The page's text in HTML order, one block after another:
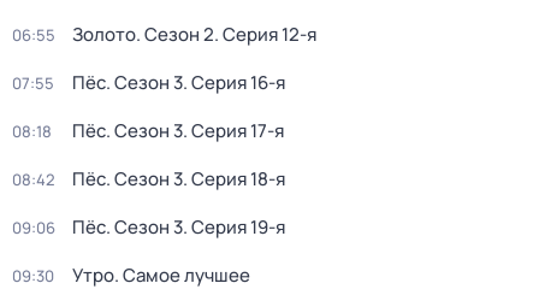
06:55 Золото. Сезон 2. Серия 12-я
07:55 Пёс. Сезон 3. Серия 16-я
08:18 Пёс. Сезон 3. Серия 17-я
08:42 Пёс. Сезон 3. Серия 18-я
09:06 Пёс. Сезон 3. Серия 19-я
09:30 Утро. Самое лучшее